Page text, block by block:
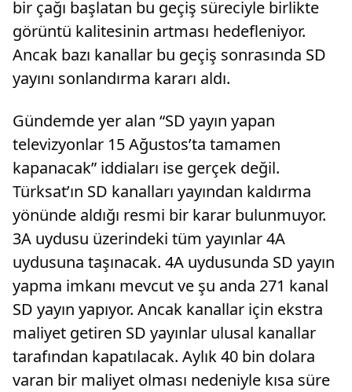
bir çağı başlatan bu geçiş süreciyle birlikte
görüntü kalitesinin artması hedefleniyor.
Ancak bazı kanallar bu geçiş sonrasında SD
yayını sonlandırma kararı aldı.
Gündemde yer alan “SD yayın yapan
televizyonlar 15 Ağustos’ta tamamen
kapanacak” iddiaları ise gerçek değil.
Türksat’ın SD kanalları yayından kaldırma
yönünde aldığı resmi bir karar bulunmuyor.
3A uydusu üzerindeki tüm yayınlar 4A
uydusuna taşınacak. 4A uydusunda SD yayın
yapma imkanı mevcut ve şu anda 271 kanal
SD yayın yapıyor. Ancak kanallar için ekstra
maliyet getiren SD yayınlar ulusal kanallar
tarafından kapatılacak. Aylık 40 bin dolara
varan bir maliyet olması nedeniyle kısa süre